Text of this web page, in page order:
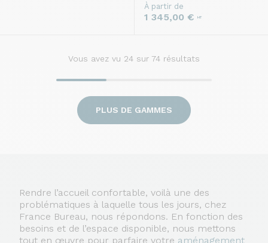
Rendre l’accueil confortable, voilà une des
problématiques à laquelle tous les jours, chez
France Bureau, nous répondons. En fonction des
besoins et de l’espace disponible, nous mettons
tout en œuvre pour parfaire votre aménagement
À partir de
1 345,00 € HT
Vous avez vu 24 sur 74 résultats
PLUS DE GAMMES